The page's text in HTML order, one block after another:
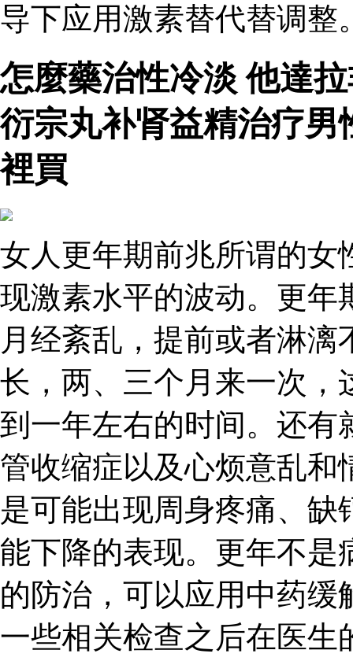
导下应用激素替代替调整
怎麼藥治性冷淡 他達
衍宗丸补肾益精治疗
裡買
女人更年期前兆所谓的女
现激素水平的波动。更年
月经紊乱，提前或者淋
长，两、三个月来一次，
到一年左右的时间。还有
管收缩症以及心烦意乱和
是可能出现周身疼痛、
能下降的表现。更年不是
的防治，可以应用中药
一些相关检查之后在医生